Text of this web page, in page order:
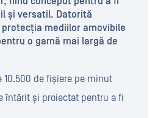
și versatil. Datorită
mediilor amovibile
o gamă mai largă de
10.500 de fișiere pe minut
întărit și proiectat pentru a fi